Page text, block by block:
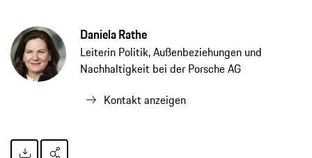
Daniela Rathe
Leiterin Politik, Außenbeziehungen und
Nachhaltigkeit bei der Porsche AG
Kontakt anzeigen